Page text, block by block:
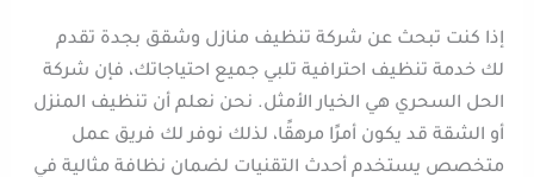
إذا كنت تبحث عن شركة تنظيف منازل وشقق بجدة تقدم
لك خدمة تنظيف احترافية تلبي جميع احتياجاتك، فإن شركة
الحل السحري هي الخيار الأمثل. نحن نعلم أن تنظيف المنزل
أو الشقة قد يكون أمرًا مرهقًا، لذلك نوفر لك فريق عمل
متخصص يستخدم أحدث التقنيات لضمان نظافة مثالية في